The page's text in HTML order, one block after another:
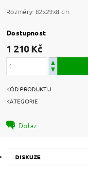
Rozměry: 82x29x8 cm
Dostupnost
1 210 Kč
KÓD PRODUKTU
KATEGORIE
Dotaz
DISKUZE